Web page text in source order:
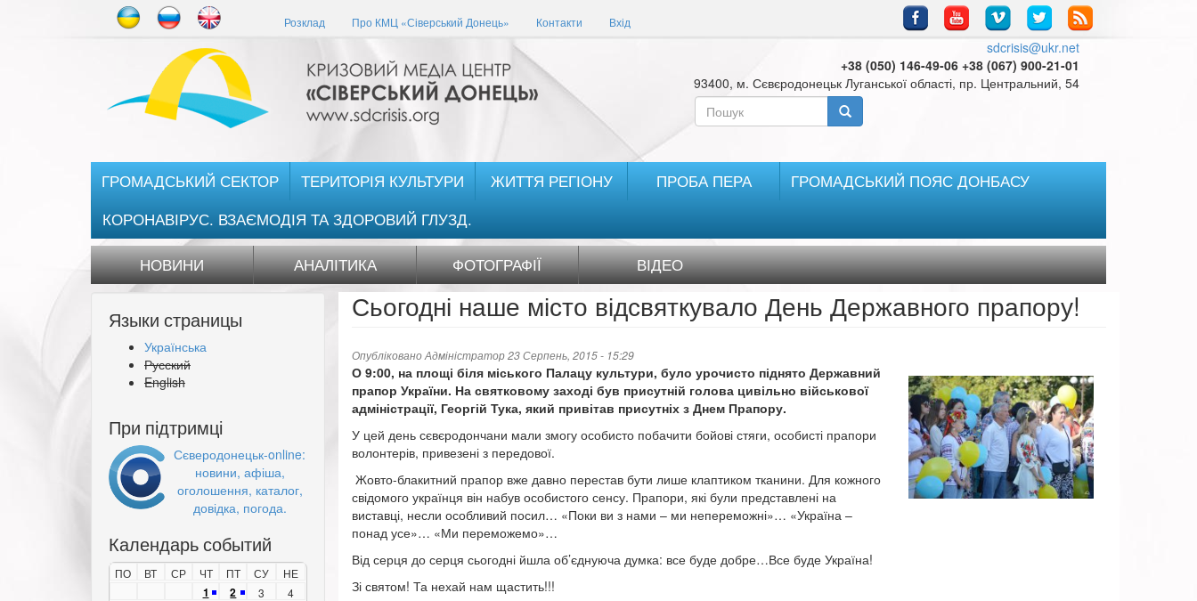
Розклад Про КМЦ «Сіверський Донець» Контакти Вхід
sdcrisis@ukr.net
+38 (050) 146-49-06 +38 (067) 900-21-01
93400, м. Сєвєродонецьк Луганської області, пр. Центральний, 54
Пошукова
форма
ГРОМАДСЬКИЙ СЕКТОР ТЕРИТОРІЯ КУЛЬТУРИ ЖИТТЯ РЕГІОНУ ПРОБА ПЕРА
ГРОМАДСЬКИЙ ПОЯС ДОНБАСУ
КОРОНАВІРУС. ВЗАЄМОДІЯ ТА ЗДОРОВИЙ ГЛУЗД.
НОВИНИ АНАЛІТИКА ФОТОГРАФІЇ ВІДЕО
Языки страницы
Українська
Русский
English
При підтримці
Сєверодонецьк-online:
новини, афіша,
оголошення, каталог,
довідка, погода.
Календарь событий
ПО ВТ СР ЧТ ПТ СУ НЕ
1 2 3
4
Сьогодні наше місто відсвяткувало День Державного прапору!
ОпублікованоАдміністратор23 Серпень, 2015 - 15:29
О 9:00, на площі біля міського Палацу культури, було урочисто піднято Державний
прапор України. На святковому заході був присутній голова цивільно військової
адміністрації, Георгій Тука, який привітав присутніх з Днем Прапору.
У цей день сєвєродончани мали змогу особисто побачити бойові стяги, особисті прапори
волонтерів, привезені з передової.
Жовто-блакитний прапор вже давно перестав бути лише клаптиком тканини. Для кожного
свідомого українця він набув особистого сенсу. Прапори, які були представлені на
виставці, несли особливий посил… «Поки ви з нами – ми непереможні»… «Україна –
понад усе»… «Ми переможемо»…
Від серця до серця сьогодні йшла об’єднуюча думка: все буде добре…Все буде Україна!
Зі святом! Та нехай нам щастить!!!